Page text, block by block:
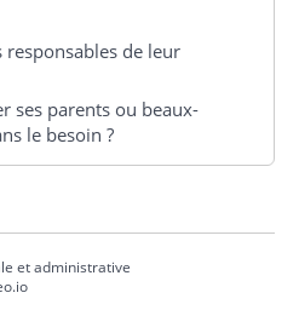
responsables de leur
ses parents ou beaux-
le besoin ?
et administrative